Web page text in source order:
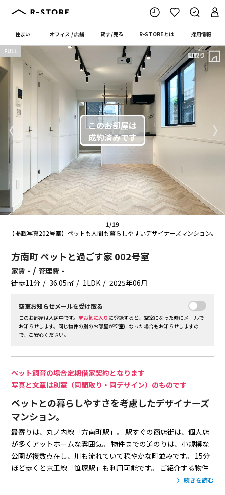
住まい オフィス /店舗 貸す/売る R-STOREとは 採用情報
1/19
【掲載写真202号室】ペットも人間も暮らしやすいデザイナーズマンション。
〈 〉
FULL 間取り
方南町 ペットと過ごす家 002号室
家賃 - /管理費 -
徒歩11分 36.05㎡ 1LDK 2025年06月
空室お知らせメールを受け取る
このお部屋は入居中です。♥お気に入り に登録すると、空室になった時にメールで
お知らせします。同じ物件の別のお部屋が空室になった場合もお知らせしますの
で、ご安心ください。
ペット飼育の場合定期借家契約となります
写真と文章は別室（同間取り・同デザイン）のものです
ペットとの暮らしやすさを考慮したデザイナーズ
マンション。
最寄りは、丸ノ内線「方南町駅」。 駅すぐの商店街は、個人店
が多くアットホームな雰囲気。 物件までの道のりは、小規模な
公園が複数点在し、川も流れていて穏やかな町並みです。
15分
ほど歩くと京王線「笹塚駅」も利用可能です。
ご紹介する物件
は、ペットと共生するために建てられたデザイナーズ。お散歩
続きを読む